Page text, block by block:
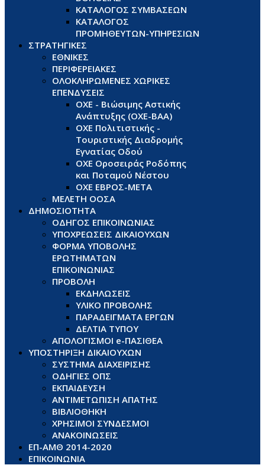
ΚΑΤΑΛΟΓΟΣ ΣΥΜΒΑΣΕΩΝ
ΚΑΤΑΛΟΓΟΣ
ΠΡΟΜΗΘΕΥΤΩΝ-ΥΠΗΡΕΣΙΩΝ
ΣΤΡΑΤΗΓΙΚΕΣ
ΕΘΝΙΚΕΣ
ΠΕΡΙΦΕΡΕΙΑΚΕΣ
ΟΛΟΚΛΗΡΩΜΕΝΕΣ ΧΩΡΙΚΕΣ
ΕΠΕΝΔΥΣΕΙΣ
ΟΧΕ - Βιώσιμης Αστικής
Ανάπτυξης (ΟΧΕ-ΒΑΑ)
ΟΧΕ Πολιτιστικής -
Τουριστικής Διαδρομής
Εγνατίας Οδού
ΟΧΕ Οροσειράς Ροδόπης
και Ποταμού Νέστου
ΟΧΕ ΕΒΡΟΣ-ΜΕΤΑ
ΜΕΛΕΤΗ ΟΟΣΑ
ΔΗΜΟΣΙΟΤΗΤΑ
ΟΔΗΓΟΣ ΕΠΙΚΟΙΝΩΝΙΑΣ
ΥΠΟΧΡΕΩΣΕΙΣ ΔΙΚΑΙΟΥΧΩΝ
ΦΟΡΜΑ ΥΠΟΒΟΛΗΣ
ΕΡΩΤΗΜΑΤΩΝ
ΕΠΙΚΟΙΝΩΝΙΑΣ
ΠΡΟΒΟΛΗ
ΕΚΔΗΛΩΣΕΙΣ
ΥΛΙΚΟ ΠΡΟΒΟΛΗΣ
ΠΑΡΑΔΕΙΓΜΑΤΑ ΕΡΓΩΝ
ΔΕΛΤΙΑ ΤΥΠΟΥ
ΑΠΟΛΟΓΙΣΜΟΙ e-ΠΑΣΙΘΕΑ
ΥΠΟΣΤΗΡΙΞΗ ΔΙΚΑΙΟΥΧΩΝ
ΣΥΣΤΗΜΑ ΔΙΑΧΕΙΡΙΣΗΣ
ΟΔΗΓΙΕΣ ΟΠΣ
ΕΚΠΑΙΔΕΥΣΗ
ΑΝΤΙΜΕΤΩΠΙΣΗ ΑΠΑΤΗΣ
ΒΙΒΛΙΟΘΗΚΗ
ΧΡΗΣΙΜΟΙ ΣΥΝΔΕΣΜΟΙ
ΑΝΑΚΟΙΝΩΣΕΙΣ
ΕΠ-ΑΜΘ 2014-2020
ΕΠΙΚΟΙΝΩΝΙΑ